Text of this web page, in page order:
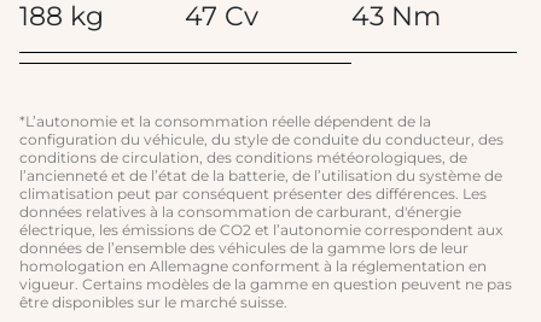
188 kg 47 Cv 43 Nm
*L’autonomie et la consommation réelle dépendent de la
configuration du véhicule, du style de conduite du conducteur, des
conditions de circulation, des conditions météorologiques, de
l’ancienneté et de l’état de la batterie, de l’utilisation du système de
climatisation peut par conséquent présenter des différences. Les
données relatives à la consommation de carburant, d'énergie
électrique, les émissions de CO2 et l’autonomie correspondent aux
données de l’ensemble des véhicules de la gamme lors de leur
homologation en Allemagne conforment à la réglementation en
vigueur. Certains modèles de la gamme en question peuvent ne pas
être disponibles sur le marché suisse.